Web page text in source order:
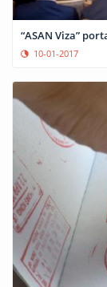
“ASAN Viza”
10-01-2017